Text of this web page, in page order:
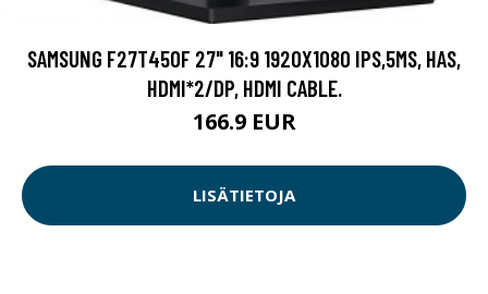
SAMSUNG F27T450F 27" 16:9 1920X1080 IPS,5MS, HAS,
HDMI*2/DP, HDMI CABLE.
166.9 EUR
LISÄTIETOJA